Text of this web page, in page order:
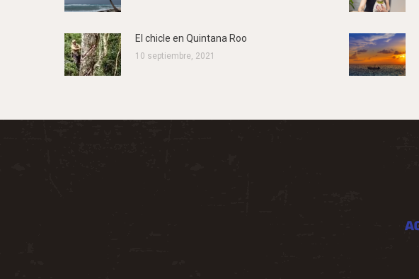
El chicle en Quintana Roo
10 septiembre, 2021